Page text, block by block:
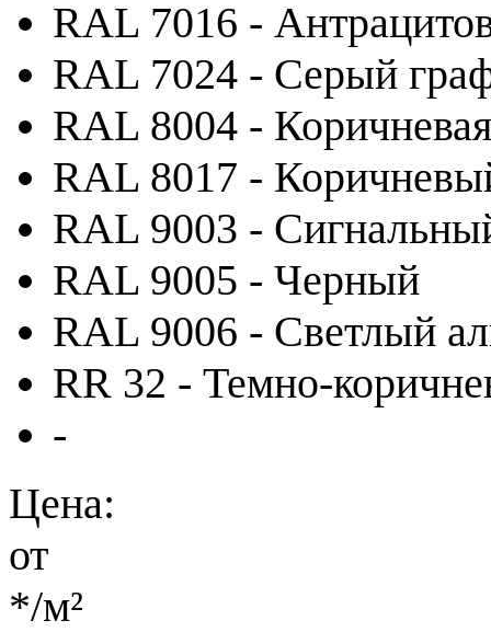
RAL 7016 -
RAL 7024 - Серый
RAL 8004 -
RAL 8017 -
RAL 9003 -
RAL 9005 - Черный
RAL 9006 - Светлый
RR 32 - Темно-
-
Цена:
от
*/м²